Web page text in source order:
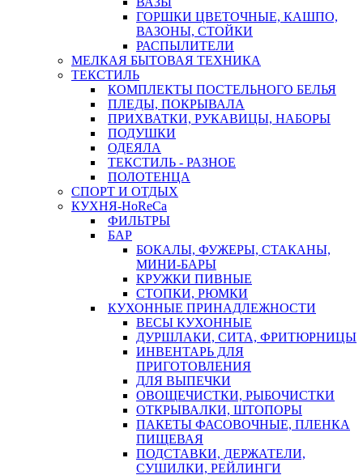
ГОРШКИ ЦВЕТОЧНЫЕ, КАШПО,
ВАЗОНЫ, СТОЙКИ
РАСПЫЛИТЕЛИ
МЕЛКАЯ БЫТОВАЯ ТЕХНИКА
ТЕКСТИЛЬ
КОМПЛЕКТЫ ПОСТЕЛЬНОГО БЕЛЬЯ
ПЛЕДЫ, ПОКРЫВАЛА
ПРИХВАТКИ, РУКАВИЦЫ, НАБОРЫ
ПОДУШКИ
ОДЕЯЛА
ТЕКСТИЛЬ - РАЗНОЕ
ПОЛОТЕНЦА
СПОРТ И ОТДЫХ
КУХНЯ-HoReCa
ФИЛЬТРЫ
БАР
БОКАЛЫ, ФУЖЕРЫ, СТАКАНЫ,
МИНИ-БАРЫ
КРУЖКИ ПИВНЫЕ
СТОПКИ, РЮМКИ
КУХОННЫЕ ПРИНАДЛЕЖНОСТИ
ВЕСЫ КУХОННЫЕ
ДУРШЛАКИ, СИТА, ФРИТЮРНИЦЫ
ИНВЕНТАРЬ ДЛЯ
ПРИГОТОВЛЕНИЯ
ДЛЯ ВЫПЕЧКИ
ОВОЩЕЧИСТКИ, РЫБОЧИСТКИ
ОТКРЫВАЛКИ, ШТОПОРЫ
ПАКЕТЫ ФАСОВОЧНЫЕ, ПЛЕНКА
ПИЩЕВАЯ
ПОДСТАВКИ, ДЕРЖАТЕЛИ,
СУШИЛКИ, РЕЙЛИНГИ